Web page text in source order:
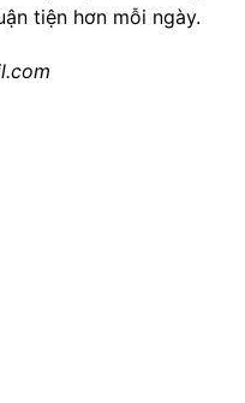
tiện hơn mỗi ngày.